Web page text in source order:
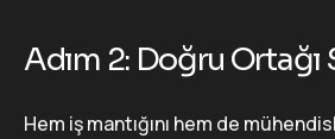
Adım 2: Doğru Ortağı
Hem iş mantığını hem de